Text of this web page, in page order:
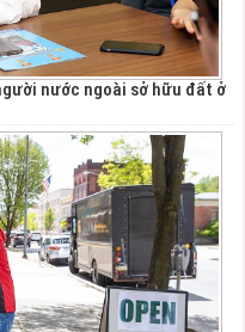
nước ngoài sở hữu đất ở